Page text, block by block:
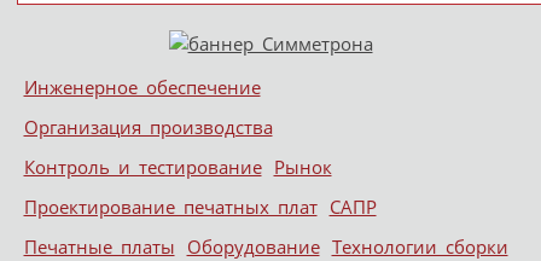
Меню
Skip to content
Инженерное обеспечение
Организация производства
Контроль и тестирование Рынок
Проектирование печатных плат САПР
Печатные платы Оборудование Технологии сборки